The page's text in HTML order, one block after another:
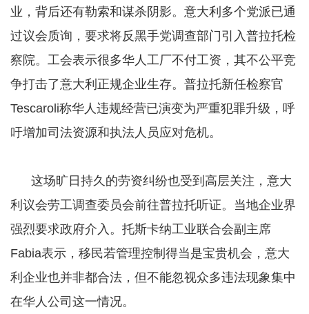
业，背后还有勒索和谋杀阴影。意大利多个党派已通
过议会质询，要求将反黑手党调查部门引入普拉托检
察院。工会表示很多华人工厂不付工资，其不公平竞
争打击了意大利正规企业生存。普拉托新任检察官
Tescaroli称华人违规经营已演变为严重犯罪升级，呼
吁增加司法资源和执法人员应对危机。
这场旷日持久的劳资纠纷也受到高层关注，意大
利议会劳工调查委员会前往普拉托听证。当地企业界
强烈要求政府介入。托斯卡纳工业联合会副主席
Fabia表示，移民若管理控制得当是宝贵机会，意大
利企业也并非都合法，但不能忽视众多违法现象集中
在华人公司这一情况。